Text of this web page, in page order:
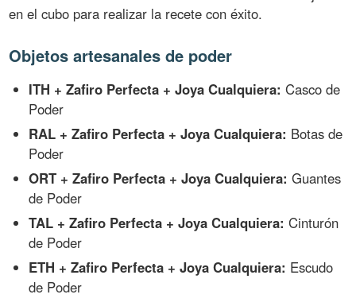
en el cubo para realizar la recete con éxito.
Objetos artesanales de poder
ITH + Zafiro Perfecta + Joya Cualquiera: Casco de
Poder
RAL + Zafiro Perfecta + Joya Cualquiera: Botas de
Poder
ORT + Zafiro Perfecta + Joya Cualquiera: Guantes
de Poder
TAL + Zafiro Perfecta + Joya Cualquiera: Cinturón
de Poder
ETH + Zafiro Perfecta + Joya Cualquiera: Escudo
de Poder